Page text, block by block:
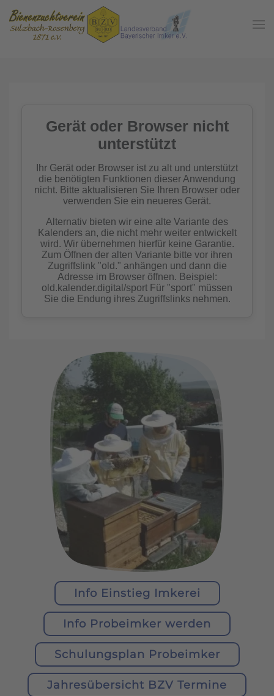
Zum Hauptinhalt springen
In der
Imkern
Info Einstieg Imkerei
Info Probeimker werden
Schulungsplan Probeimker
Jahresübersicht BZV Termine